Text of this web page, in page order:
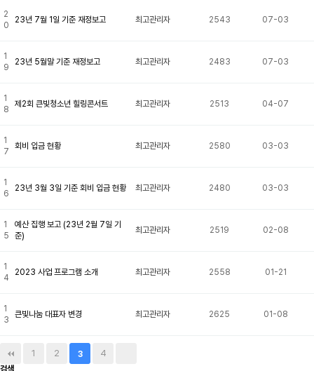
2
0
23년 7월 1일 기준 재정보고 최고관리자 2543 07-03
1
9
23년 5월말 기준 재정보고 최고관리자 2483 07-03
1
8
제2회 큰빛청소년 힐링콘서트 최고관리자 2513 04-07
1
7
회비 입금 현황 최고관리자 2580 03-03
1
6
23년 3월 3일 기준 회비 입금 현황 최고관리자 2480 03-03
1
5
예산 집행 보고 (23년 2월 7일 기
준)
최고관리자 2519 02-08
1
4
2023 사업 프로그램 소개 최고관리자 2558 01-21
1
3
큰빛나눔 대표자 변경 최고관리자 2625 01-08
1 2 3 4
검색